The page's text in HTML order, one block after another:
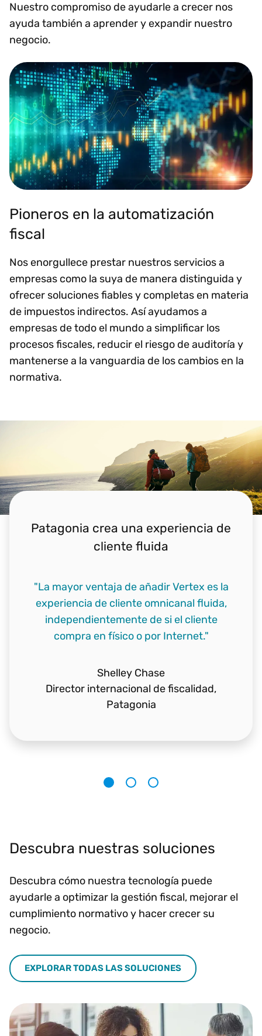
Nuestro compromiso de ayudarle a crecer nos
ayuda también a aprender y expandir nuestro
negocio.
Pioneros en la automatización
fiscal
Nos enorgullece prestar nuestros servicios a
empresas como la suya de manera distinguida y
ofrecer soluciones fiables y completas en materia
de impuestos indirectos. Así ayudamos a
empresas de todo el mundo a simplificar los
procesos fiscales, reducir el riesgo de auditoría y
mantenerse a la vanguardia de los cambios en la
normativa.
Patagonia crea una experiencia de
cliente fluida
"La mayor ventaja de añadir Vertex es la
experiencia de cliente omnicanal fluida,
independientemente de si el cliente
compra en físico o por Internet."
Shelley Chase
Director internacional de fiscalidad,
Patagonia
"Queremos garantizar la satisfacción de
nuestros clientes de comercio
electrónico. Nuestra tienda online no
evita la frustración del cliente. Y Vertex
nos ayuda a lograrlo."
Gerente de impuestos indirectos,LEGO
"Nuestra web recibe 100 millones de
visitas al mes y necesitábamos un motor
fiscal capaz de seguirnos el ritmo."
Director fiscal,Walmart
Descubra nuestras soluciones
Descubra cómo nuestra tecnología puede
ayudarle a optimizar la gestión fiscal, mejorar el
cumplimiento normativo y hacer crecer su
negocio.
EXPLORAR TODAS LAS SOLUCIONES